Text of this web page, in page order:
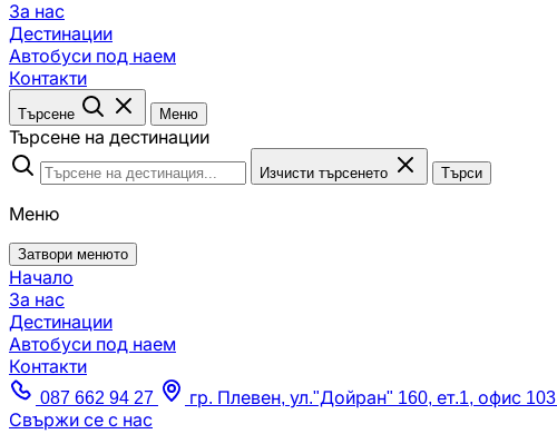
За нас
Дестинации
Автобуси под наем
Контакти
Търсене Меню
Търсене на дестинации
Изчисти търсенето Търси
Меню
Затвори менюто
Начало
За нас
Дестинации
Автобуси под наем
Контакти
087 662 94 27
гр. Плевен, ул."Дойран" 160, ет.1, офис 103
Свържи се с нас